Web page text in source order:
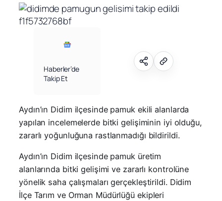
Haberler’de
Takip Et
Aydın’ın Didim ilçesinde pamuk ekili alanlarda
yapılan incelemelerde bitki gelişiminin iyi olduğu,
zararlı yoğunluğuna rastlanmadığı bildirildi.
Aydın’ın Didim ilçesinde pamuk üretim
alanlarında bitki gelişimi ve zararlı kontrolüne
yönelik saha çalışmaları gerçekleştirildi. Didim
İlçe Tarım ve Orman Müdürlüğü ekipleri